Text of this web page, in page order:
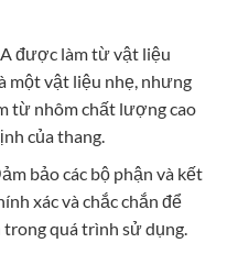
được làm từ vật liệu
một vật liệu nhẹ, nhưng
từ nhôm chất lượng cao
của thang.
bảo các bộ phận và kết
xác và chắc chắn để
quá trình sử dụng.